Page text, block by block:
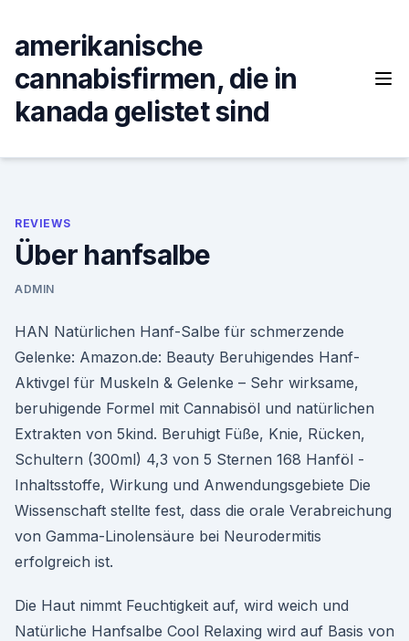
content
amerikanische
cannabisfirmen, die in
kanada gelistet sind
REVIEWS
Über hanfsalbe
ADMIN
HAN Natürlichen Hanf-Salbe für schmerzende
Gelenke: Amazon.de: Beauty Beruhigendes Hanf-
Aktivgel für Muskeln & Gelenke – Sehr wirksame,
beruhigende Formel mit Cannabisöl und natürlichen
Extrakten von 5kind. Beruhigt Füße, Knie, Rücken,
Schultern (300ml) 4,3 von 5 Sternen 168 Hanföl -
Inhaltsstoffe, Wirkung und Anwendungsgebiete Die
Wissenschaft stellte fest, dass die orale Verabreichung
von Gamma-Linolensäure bei Neurodermitis
erfolgreich ist.
Die Haut nimmt Feuchtigkeit auf, wird weich und
Natürliche Hanfsalbe Cool Relaxing wird auf Basis von